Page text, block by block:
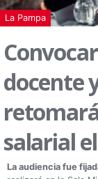
La Pampa
docente
salarial
La audiencia fue